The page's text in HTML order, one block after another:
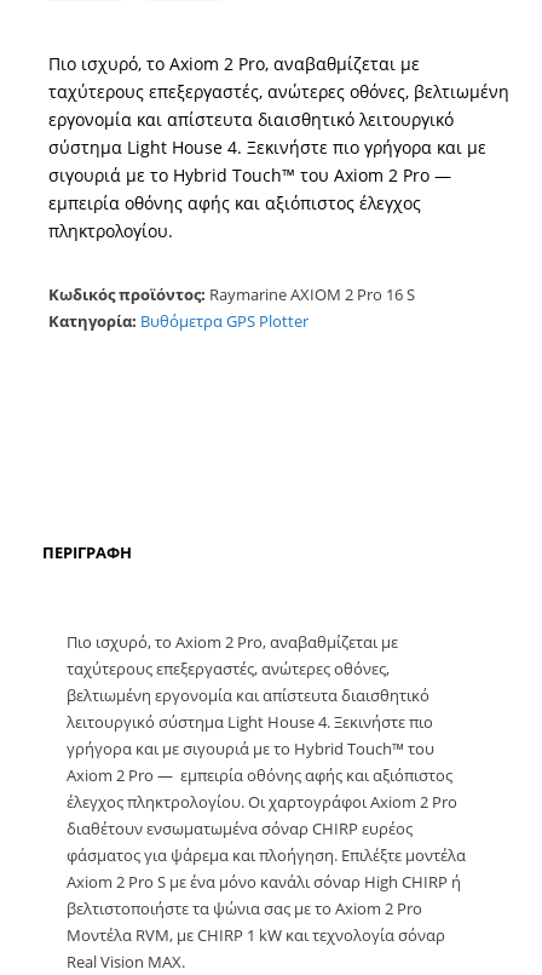
Πιο ισχυρό, το Axiom 2 Pro, αναβαθμίζεται με
ταχύτερους επεξεργαστές, ανώτερες οθόνες, βελτιωμένη
εργονομία και απίστευτα διαισθητικό λειτουργικό
σύστημα Light House 4. Ξεκινήστε πιο γρήγορα και με
σιγουριά με το Hybrid Touch™ του Axiom 2 Pro —
εμπειρία οθόνης αφής και αξιόπιστος έλεγχος
πληκτρολογίου.
Κωδικός προϊόντος: Raymarine AXIOM 2 Pro 16 S
Κατηγορία: Βυθόμετρα GPS Plotter
ΠΕΡΙΓΡΑΦΉ
Πιο ισχυρό, το Axiom 2 Pro, αναβαθμίζεται με
ταχύτερους επεξεργαστές, ανώτερες οθόνες,
βελτιωμένη εργονομία και απίστευτα διαισθητικό
λειτουργικό σύστημα Light House 4. Ξεκινήστε πιο
γρήγορα και με σιγουριά με το Hybrid Touch™ του
Axiom 2 Pro — εμπειρία οθόνης αφής και αξιόπιστος
έλεγχος πληκτρολογίου. Οι χαρτογράφοι Axiom 2 Pro
διαθέτουν ενσωματωμένα σόναρ CHIRP ευρέος
φάσματος για ψάρεμα και πλοήγηση. Επιλέξτε μοντέλα
Axiom 2 Pro S με ένα μόνο κανάλι σόναρ High CHIRP ή
βελτιστοποιήστε τα ψώνια σας με το Axiom 2 Pro
Μοντέλα RVM, με CHIRP 1 kW και τεχνολογία σόναρ
Real Vision MAX.